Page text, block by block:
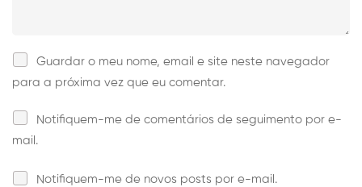
Guardar o meu nome, email e site neste navegador
para a próxima vez que eu comentar.
Notifiquem-me de comentários de seguimento por e-
mail.
Notifiquem-me de novos posts por e-mail.